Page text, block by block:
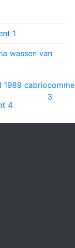
1
wassen van
1989 cabrio
3
4